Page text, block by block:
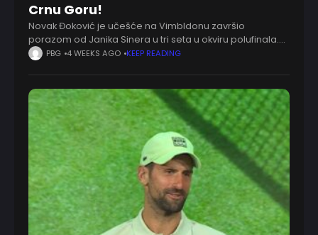
Crnu Goru!
Novak Đoković je učešće na Vimbldonu završio
porazom od Janika Sinera u tri seta u okviru polufinala.
Najbolji teniser u istoriji se nije dugo posle toga
PBG 4 WEEKS AGO KEEP READING